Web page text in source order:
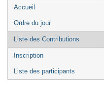
Menu
de
l'événement
Accueil
Ordre du jour
Liste des Contributions
Inscription
Liste des participants